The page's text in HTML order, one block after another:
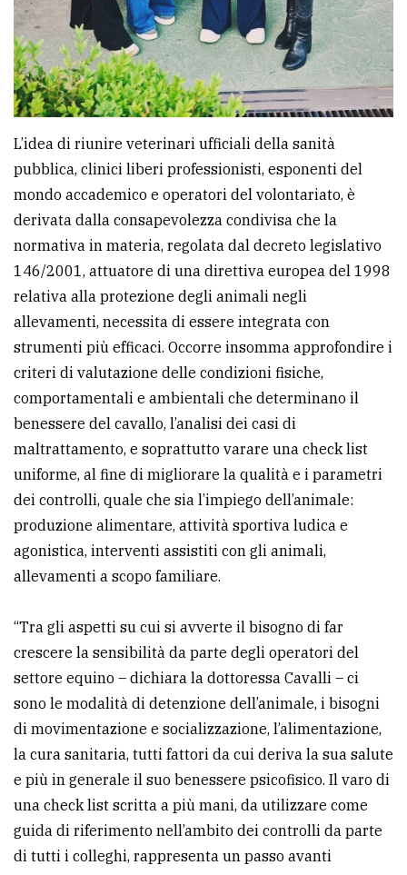
L’idea di riunire veterinari ufficiali della sanità
pubblica, clinici liberi professionisti, esponenti del
mondo accademico e operatori del volontariato, è
derivata dalla consapevolezza condivisa che la
normativa in materia, regolata dal decreto legislativo
146/2001, attuatore di una direttiva europea del 1998
relativa alla protezione degli animali negli
allevamenti, necessita di essere integrata con
strumenti più efficaci. Occorre insomma approfondire i
criteri di valutazione delle condizioni fisiche,
comportamentali e ambientali che determinano il
benessere del cavallo, l’analisi dei casi di
maltrattamento, e soprattutto varare una check list
uniforme, al fine di migliorare la qualità e i parametri
dei controlli, quale che sia l’impiego dell’animale:
produzione alimentare, attività sportiva ludica e
agonistica, interventi assistiti con gli animali,
allevamenti a scopo familiare.
“Tra gli aspetti su cui si avverte il bisogno di far
crescere la sensibilità da parte degli operatori del
settore equino – dichiara la dottoressa Cavalli – ci
sono le modalità di detenzione dell’animale, i bisogni
di movimentazione e socializzazione, l’alimentazione,
la cura sanitaria, tutti fattori da cui deriva la sua salute
e più in generale il suo benessere psicofisico. Il varo di
una check list scritta a più mani, da utilizzare come
guida di riferimento nell’ambito dei controlli da parte
di tutti i colleghi, rappresenta un passo avanti